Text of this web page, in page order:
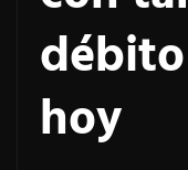
hoy